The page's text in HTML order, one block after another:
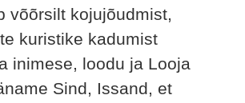
võõrsilt kojujõudmist,
kuristike kadumist
inimese, loodu ja Looja
Sind, Issand, et